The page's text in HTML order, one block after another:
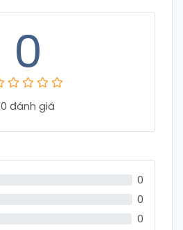
0
0 đánh giá
0
0
0